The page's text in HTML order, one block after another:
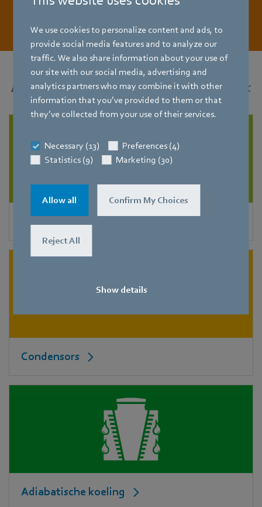
We use cookies to personalize content and ads, to
provide social media features and to analyze our
traffic. We also share information about your use of
our site with our social media, advertising and
analytics partners who may combine it with other
information that you’ve provided to them or that
they’ve collected from your use of their services.
Necessary (13)
Preferences (4)
Statistics (9)
Marketing (30)
Allow all Confirm My Choices
Reject All
Show details
Andere toepassingenvoorkoudetechniek
Condensors
Adiabatische koeling